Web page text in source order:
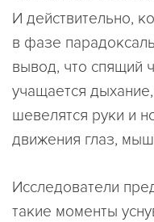
И действительно,
в фазе
вывод, что спящий
учащается
шевелятся руки и
движения глаз,
Исследователи
такие моменты